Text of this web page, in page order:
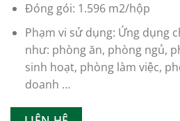
Đóng gói: 1.596 m2/hộp
Phạm vi sử dụng: Ứng dụng
như: phòng ăn, phòng ngủ,
sinh hoạt, phòng làm việc,
doanh …